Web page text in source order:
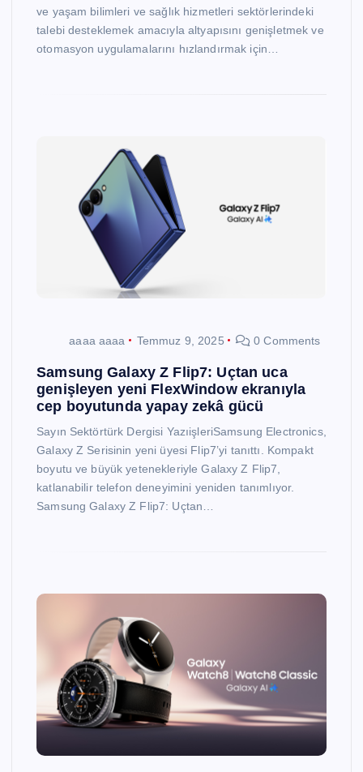
ve yaşam bilimleri ve sağlık hizmetleri sektörlerindeki
talebi desteklemek amacıyla altyapısını genişletmek ve
otomasyon uygulamalarını hızlandırmak için…
aaaa aaaa Temmuz 9, 2025 0 Comments
Samsung Galaxy Z Flip7: Uçtan uca
genişleyen yeni FlexWindow ekranıyla
cep boyutunda yapay zekâ gücü
Sayın Sektörtürk Dergisi YazıişleriSamsung Electronics,
Galaxy Z Serisinin yeni üyesi Flip7’yi tanıttı. Kompakt
boyutu ve büyük yetenekleriyle Galaxy Z Flip7,
katlanabilir telefon deneyimini yeniden tanımlıyor.
Samsung Galaxy Z Flip7: Uçtan…